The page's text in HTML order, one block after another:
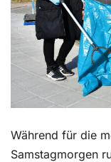
Während für die
Samstagmorgen